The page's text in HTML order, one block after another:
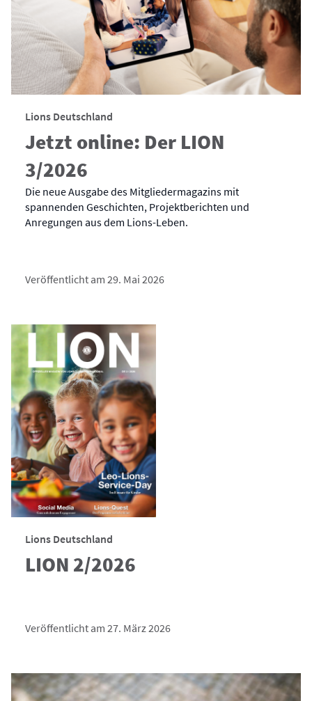
Lions Deutschland
Jetzt online: Der LION
3/2026
Die neue Ausgabe des Mitgliedermagazins mit
spannenden Geschichten, Projektberichten und
Anregungen aus dem Lions-Leben.
Veröffentlicht am 29. Mai 2026
Lions Deutschland
LION 2/2026
Veröffentlicht am 27. März 2026